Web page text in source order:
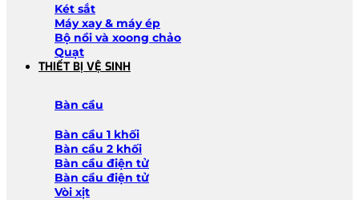
Két sắt
Máy xay & máy ép
Bộ nồi và xoong chảo
Quạt
THIẾT BỊ VỆ SINH
Bàn cầu
Bàn cầu 1 khối
Bàn cầu 2 khối
Bàn cầu điện tử
Bàn cầu điện tử
Vòi xịt